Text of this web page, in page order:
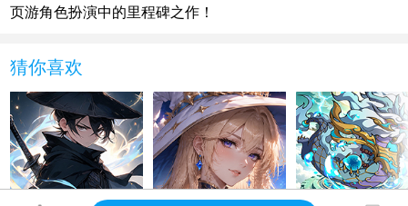
页游角色扮演中的里程碑之作！
猜你喜欢